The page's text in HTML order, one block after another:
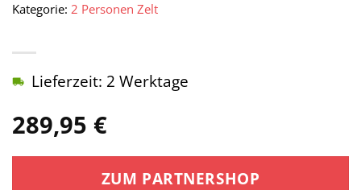
289,95 €
Lieferzeit: 2 Werktage
ZUM PARTNERSHOP
Kategorie: 2 Personen Zelt